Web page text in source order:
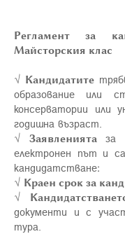
Регламент за
Майсторския клас
√ Кандидатите
образование или
консерватории или
годишна възраст.
√ Заявлениятаза
електронен път и
кандидатстване:
√ Краен срок за
√
документи и с
тура.